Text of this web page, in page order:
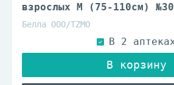
взрослых M (75-110см) №30
Белла ООО/TZМО